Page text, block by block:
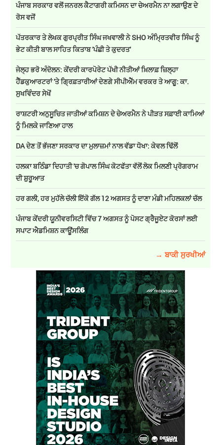
ਪੰਜਾਬ ਸਰਕਾਰ ਵਲੋਂ ਜਨਰਲ ਕੈਟਾਗਰੀ ਕਮਿਸਨ ਦਾ ਚੇਅਰਮੈਨ ਨਾ ਲਗਾਉਣ ਦੇ
ਰੋਸ ਵਜੋਂ
ਪੱਤਰਕਾਰ ਤੇ ਲੇਖਕ ਗੁਰਪ੍ਰੀਤ ਸਿੰਘ ਜਖਵਾਲੀ ਨੇ SHO ਅੰਮ੍ਰਿਤਵੀਰ ਸਿੰਘ ਨੂੰ
ਭੇਟ ਕੀਤੀ ਬਾਲ ਸਾਹਿਤ ਕਿਤਾਬ 'ਪੰਛੀ ਤੇ ਕੁਦਰਤ'
ਜੇਲ੍ਹ ਭਰੋ ਅੰਦੋਲਨ: ਕੇਂਦਰੀ ਕਾਰਪੋਰੇਟ ਪੱਖੀ ਨੀਤੀਆਂ ਖ਼ਿਲਾਫ਼ ਜ਼ਿਲ੍ਹਾ
ਹੈੱਡਕੁਆਰਟਰਾਂ 'ਤੇ ਗ੍ਰਿਫ਼ਤਾਰੀਆਂ ਦੇਣਗੇ ਸੀਪੀਐੱਮ ਵਰਕਰ ਤੇ ਆਗੂ: ਕਾ.
ਸੁਖਵਿੰਦਰ ਸੇਖੋਂ
ਰਾਸ਼ਟਰੀ ਅਨੁਸੂਚਿਤ ਜਾਤੀਆਂ ਕਮਿਸ਼ਨ ਦੇ ਚੇਅਰਮੈਨ ਨੇ ਪੀੜਤ ਸਫ਼ਾਈ ਕਾਮਿਆਂ
ਨੂੰ ਮਿਲਕੇ ਜਾਣਿਆ ਹਾਲ
DA ਦੇਣ‌ ਤੋਂ ਭੱਜਣਾ ਸਰਕਾਰ ਦਾ ਮੁਲਾਜ਼ਮਾਂ ਨਾਲ ਵੱਡਾ ਧੋਖਾ: ਕੇਵਲ ਢਿੱਲੋਂ
ਹਲਕਾ ਬਠਿੰਡਾ ਦਿਹਾਤੀ 'ਚ ਗੋਪਾਲ ਸਿੰਘ ਕੋਟਫੱਤਾ ਵੱਲੋਂ ਲੋਕ ਮਿਲਣੀ ਪ੍ਰੋਗਰਾਮ
ਦੀ ਸ਼ੁਰੂਆਤ
ਹਰ ਗਲੀ, ਹਰ ਮੁਹੱਲੇ ਚੱਲੀ ਇੱਕੋ ਗੱਲ 12 ਅਗਸਤ ਨੂੰ ਦਾਣਾ ਮੰਡੀ ਮਹਿਲਕਲਾਂ ਚੱਲ
ਪੰਜਾਬ ਕੇਂਦਰੀ ਯੂਨੀਵਰਸਿਟੀ ਵਿੱਚ 7 ਅਗਸਤ ਨੂੰ ਪੋਸਟ ਗ੍ਰੈਜੂਏਟ ਕੋਰਸਾਂ ਲਈ
ਸਪਾਟ ਐਡਮਿਸ਼ਨ ਕਾਊਂਸਲਿੰਗ
→ ਬਾਕੀ ਸੁਰਖੀਆਂ